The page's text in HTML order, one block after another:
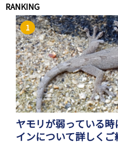
RANKING
ヤモリが弱っている
インについて詳しくご